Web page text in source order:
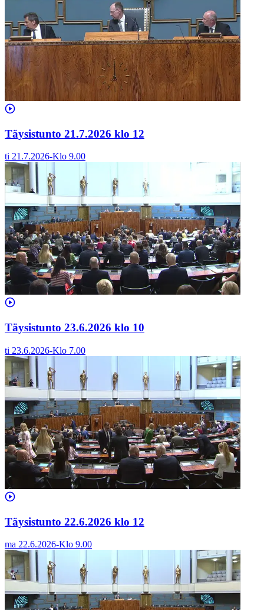
Täysistunto 21.7.2026 klo 12
ti 21.7.2026-Klo 9.00
Täysistunto 23.6.2026 klo 10
ti 23.6.2026-Klo 7.00
Täysistunto 22.6.2026 klo 12
ma 22.6.2026-Klo 9.00